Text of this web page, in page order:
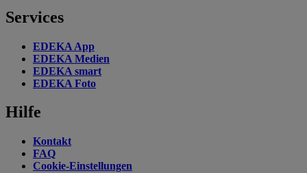
Services
EDEKA App
EDEKA Medien
EDEKA smart
EDEKA Foto
Hilfe
Kontakt
FAQ
Cookie-Einstellungen